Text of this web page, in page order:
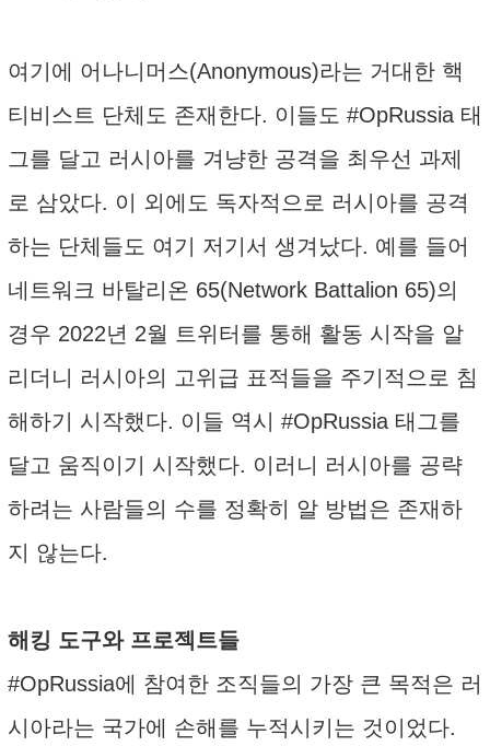
여기에 어나니머스(Anonymous)라는 거대한 핵
티비스트 단체도 존재한다. 이들도 #OpRussia 태
그를 달고 러시아를 겨냥한 공격을 최우선 과제
로 삼았다. 이 외에도 독자적으로 러시아를 공격
하는 단체들도 여기 저기서 생겨났다. 예를 들어
네트워크 바탈리온 65(Network Battalion 65)의
경우 2022년 2월 트위터를 통해 활동 시작을 알
리더니 러시아의 고위급 표적들을 주기적으로 침
해하기 시작했다. 이들 역시 #OpRussia 태그를
달고 움직이기 시작했다. 이러니 러시아를 공략
하려는 사람들의 수를 정확히 알 방법은 존재하
지 않는다.
해킹 도구와 프로젝트들
#OpRussia에 참여한 조직들의 가장 큰 목적은 러
시아라는 국가에 손해를 누적시키는 것이었다.